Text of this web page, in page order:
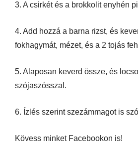
3. A csirkét és a brokkolit enyhén
4. Add hozzá a barna rizst, és
fokhagymát, mézet, és a 2 tojás
5. Alaposan keverd össze, és
szójaszósszal.
6. Ízlés szerint szezámmagot is
Kövess minket Facebookon is!